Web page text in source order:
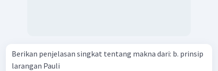
Berikan penjelasan singkat tentang makna dari: b. prinsip
larangan Pauli